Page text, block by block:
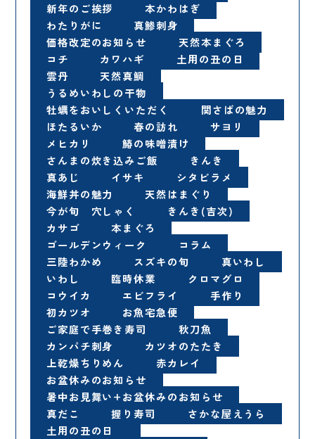
新年のご挨拶
本かわはぎ
わたりがに
真鯵刺身
価格改定のお知らせ
天然本まぐろ
コチ
カワハギ
土用の丑の日
雲丹
天然真鯛
うるめいわしの干物
牡蠣をおいしくいただく
関さばの魅力
ほたるいか
春の訪れ
サヨリ
メヒカリ
鰆の味噌漬け
さんまの炊き込みご飯
きんき
真あじ
イサキ
シタビラメ
海鮮丼の魅力
天然はまぐり
今が旬 穴しゃく
きんき(吉次)
カサゴ
本まぐろ
ゴールデンウィーク
コラム
三陸わかめ
スズキの旬
真いわし
いわし
臨時休業
クロマグロ
コウイカ
エビフライ
手作り
初カツオ
お魚宅急便
ご家庭で手巻き寿司
秋刀魚
カンパチ刺身
カツオのたたき
上乾燥ちりめん
赤カレイ
お盆休みのお知らせ
暑中お見舞い+お盆休みのお知らせ
真だこ
握り寿司
さかな屋えうら
土用の丑の日